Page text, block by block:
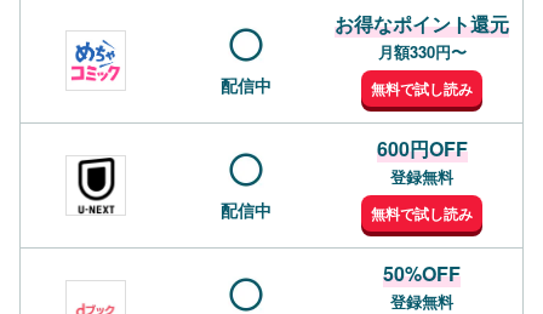
配信中
お得なポイント還元
月額330円〜
無料で試し読み
配信中
600円OFF
登録無料
無料で試し読み
50%OFF
登録無料